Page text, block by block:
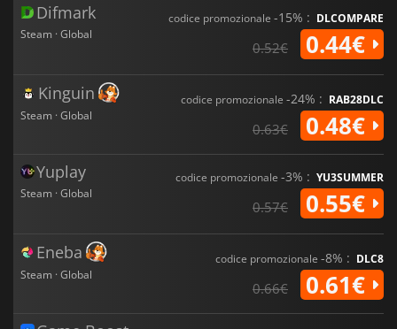
Difmark
Steam · Global
codice promozionale -15% : DLCOMPARE
0.52€ 0.44€
Kinguin
Steam · Global
codice promozionale -24% : RAB28DLC
0.63€ 0.48€
Yuplay
Steam · Global
codice promozionale -3% : YU3SUMMER
0.57€ 0.55€
Eneba
Steam · Global
codice promozionale -8% : DLC8
0.66€ 0.61€